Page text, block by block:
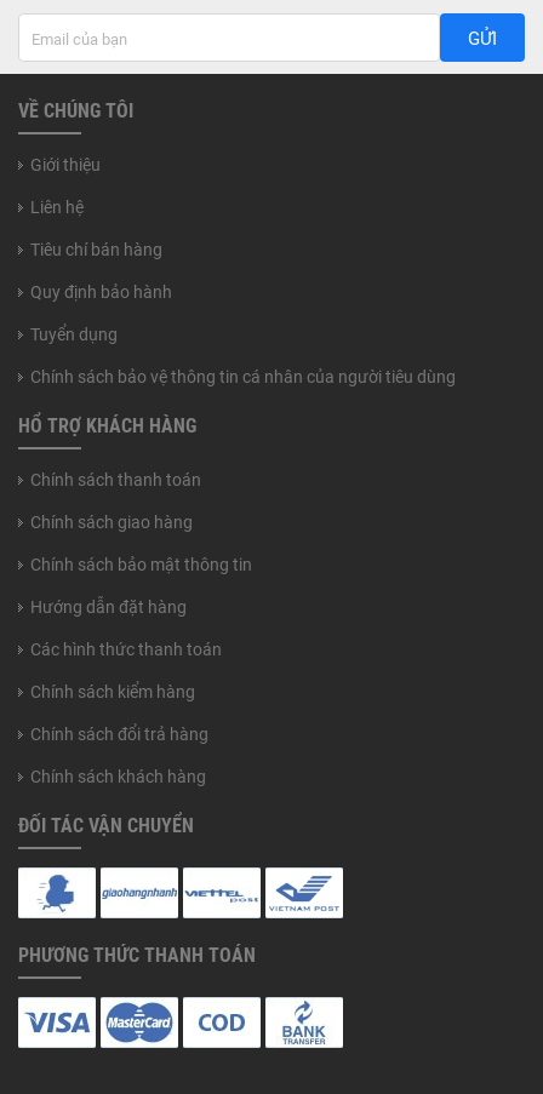
GỬI
VỀ CHÚNG TÔI
Giới thiệu
Liên hệ
Tiêu chí bán hàng
Quy định bảo hành
Tuyển dụng
Chính sách bảo vệ thông tin cá nhân của người tiêu dùng
HỔ TRỢ KHÁCH HÀNG
Chính sách thanh toán
Chính sách giao hàng
Chính sách bảo mật thông tin
Hướng dẫn đặt hàng
Các hình thức thanh toán
Chính sách kiểm hàng
Chính sách đổi trả hàng
Chính sách khách hàng
ĐỐI TÁC VẬN CHUYỂN
PHƯƠNG THỨC THANH TOÁN